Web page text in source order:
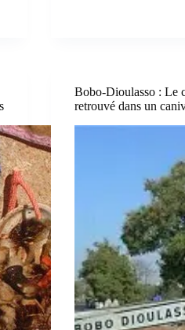
Bobo-Dioulasso : Le
retrouvé dans un